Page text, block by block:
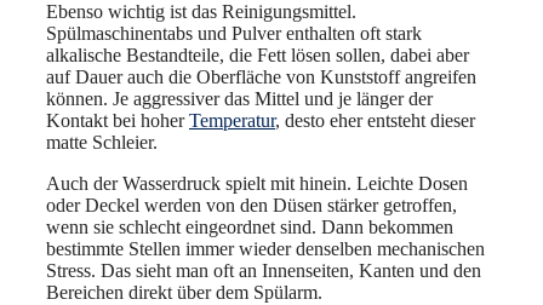
Ebenso wichtig ist das Reinigungsmittel.
Spülmaschinentabs und Pulver enthalten oft stark
alkalische Bestandteile, die Fett lösen sollen, dabei aber
auf Dauer auch die Oberfläche von Kunststoff angreifen
können. Je aggressiver das Mittel und je länger der
Kontakt bei hoherTemperatur, desto eher entsteht dieser
matte Schleier.
Auch der Wasserdruck spielt mit hinein. Leichte Dosen
oder Deckel werden von den Düsen stärker getroffen,
wenn sie schlecht eingeordnet sind. Dann bekommen
bestimmte Stellen immer wieder denselben mechanischen
Stress. Das sieht man oft an Innenseiten, Kanten und den
Bereichen direkt über dem Spülarm.